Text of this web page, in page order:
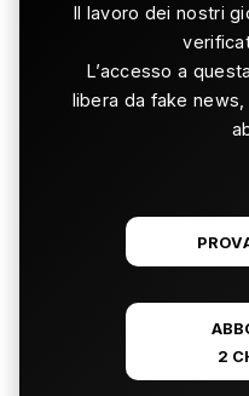
Il lavoro dei nostri
L’accesso a
libera da fake
2